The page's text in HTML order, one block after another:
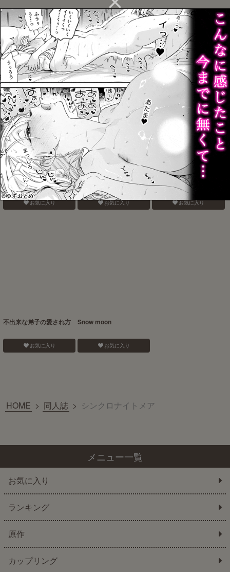
バナナスプリットホット
ファッジサンデー
お気に入り
おねがいだからいいこと
聞いて
お気に入り
ぜんぶしらない
お気に入り
現実は、×××よりきもちい
お気に入り
call My HERO
お気に入り
寝ている間にいただきま
す
お気に入り
不出来な弟子の愛され方
お気に入り
Snow moon
お気に入り
HOME > 同人誌 > シンクロナイトメア
メニュー一覧
お気に入り
ランキング
原作
カップリング